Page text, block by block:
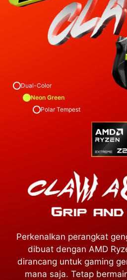
Dual-Color
Neon Green
Polar Tempest
Perkenalkan perangkat
dibuat dengan AMD
dirancang untuk gaming
mana saja. Tetap